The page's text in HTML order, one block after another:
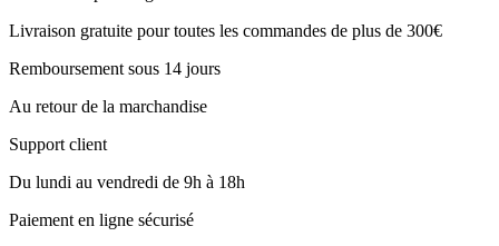
Livraison gratuite pour toutes les commandes de plus de 300€
Remboursement sous 14 jours
Au retour de la marchandise
Support client
Du lundi au vendredi de 9h à 18h
Paiement en ligne sécurisé